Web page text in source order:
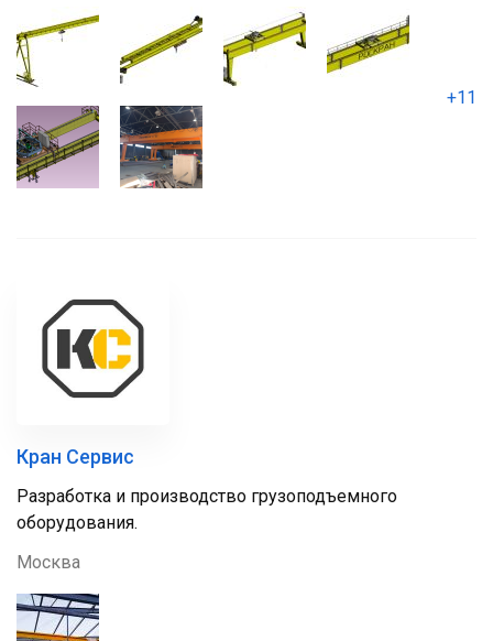
+11
Кран Сервис
Разработка и производство грузоподъемного
оборудования.
Москва